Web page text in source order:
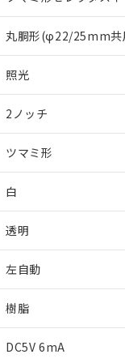
丸胴形(φ22/25mm共
照光
2ノッチ
ツマミ形
白
透明
左自動
樹脂
DC5V 6mA
※1 対応状況